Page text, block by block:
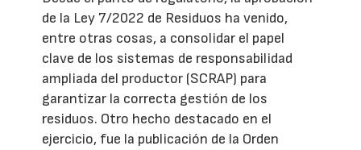
de la Ley 7/2022 de Residuos ha venido,
entre otras cosas, a consolidar el papel
clave de los sistemas de responsabilidad
ampliada del productor (SCRAP) para
garantizar la correcta gestión de los
residuos. Otro hecho destacado en el
ejercicio, fue la publicación de la Orden